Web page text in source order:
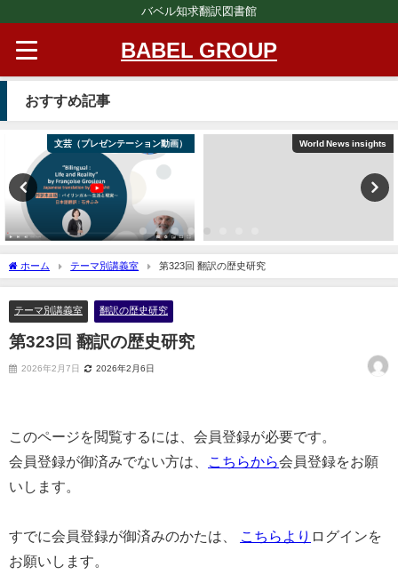
バベル知求翻訳図書館
BABEL GROUP
おすすめ記事
文芸（プレゼンテーション動画） World News insights
ホーム テーマ別講義室 第323回 翻訳の歴史研究
テーマ別講義室 翻訳の歴史研究
第323回 翻訳の歴史研究
2026年2月7日 2026年2月6日
このページを閲覧するには、会員登録が必要です。
会員登録が御済みでない方は、
こちらから会員登録をお願
いします。
すでに会員登録が御済みのかたは、 こちらより ログインを
お願いします。